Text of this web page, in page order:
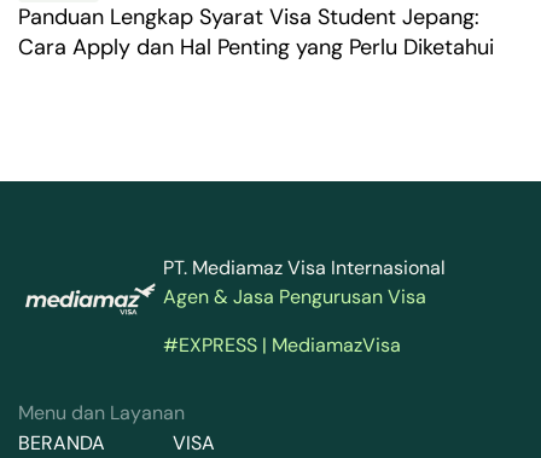
Panduan Lengkap Syarat Visa Student Jepang:
Cara Apply dan Hal Penting yang Perlu Diketahui
PT. Mediamaz Visa Internasional
Agen & Jasa Pengurusan Visa
#EXPRESS | MediamazVisa
Menu dan Layanan
BERANDA
VISA